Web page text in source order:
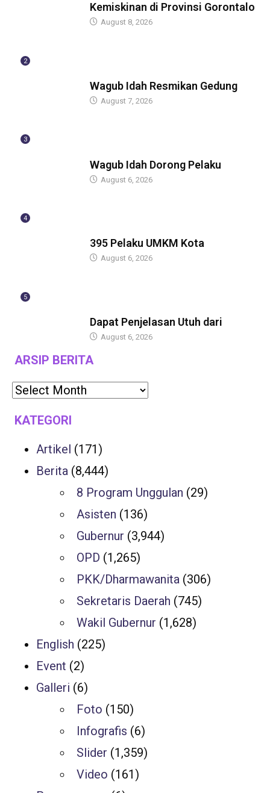
Kemiskinan di Provinsi Gorontalo
August 8, 2026
2
Wagub Idah Resmikan Gedung
August 7, 2026
3
Wagub Idah Dorong Pelaku
August 6, 2026
4
395 Pelaku UMKM Kota
August 6, 2026
5
Dapat Penjelasan Utuh dari
August 6, 2026
ARSIP BERITA
KATEGORI
Artikel (171)
Berita (8,444)
8 Program Unggulan (29)
Asisten (136)
Gubernur (3,944)
OPD (1,265)
PKK/Dharmawanita (306)
Sekretaris Daerah (745)
Wakil Gubernur (1,628)
English (225)
Event (2)
Galleri (6)
Foto (150)
Infografis (6)
Slider (1,359)
Video (161)